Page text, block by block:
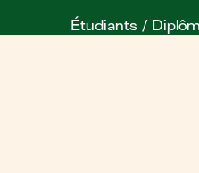
Étudiants /